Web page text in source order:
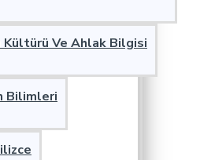
Kültürü Ve Ahlak Bilgisi
Bilimleri